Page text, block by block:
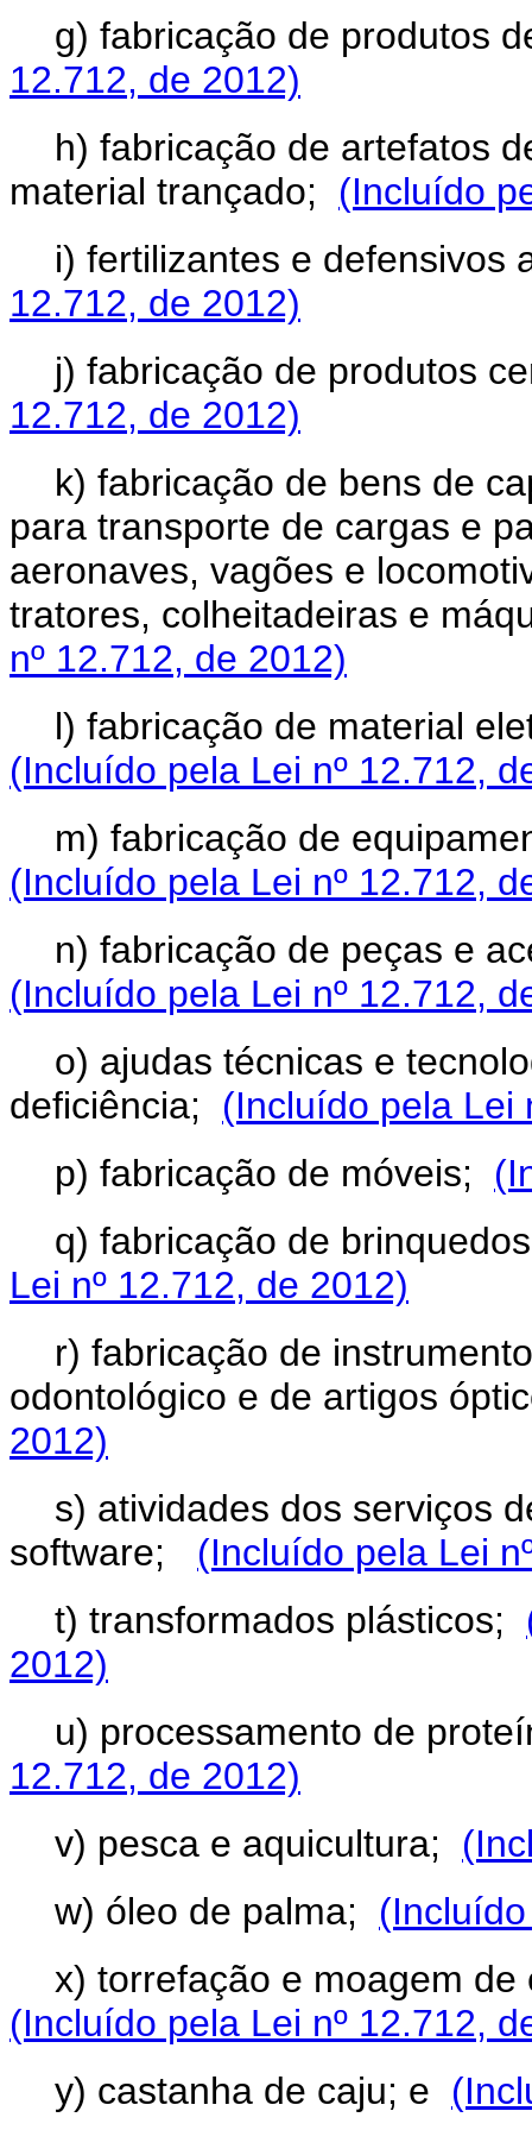
g) fabricação de produtos
12.712, de 2012)
h) fabricação de artefatos
material trançado; (Incluído
i) fertilizantes e
12.712, de 2012)
j) fabricação de produtos
12.712, de 2012)
k) fabricação de bens de
para transporte de cargas e
aeronaves, vagões e
tratores, colheitadeiras e
nº 12.712, de 2012)
l) fabricação de material
(Incluído pela Lei nº 12.712,
m) fabricação de
(Incluído pela Lei nº 12.712,
n) fabricação de peças e
(Incluído pela Lei nº 12.712,
o) ajudas técnicas e
deficiência; (Incluído pela Lei
p) fabricação de móveis;
q) fabricação de
Lei nº 12.712, de 2012)
r) fabricação de
odontológico e de artigos
2012)
s) atividades dos serviços
software; (Incluído pela Lei
t) transformados plásticos;
2012)
u) processamento de
12.712, de 2012)
v) pesca e aquicultura;
w) óleo de palma;
x) torrefação e moagem
(Incluído pela Lei nº 12.712,
y) castanha de caju; e